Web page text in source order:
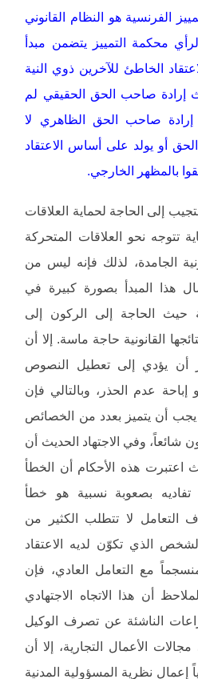
الفرنسية هو النظام القانوني
محكمة التمييز يتضمن مبدأ
الخاطئ للآخرين ذوي النية
إرادة صاحب الحق الحقيقي لم
صاحب الحق الظاهري لا
أو يولد على أساس الاعتقاد
بالمظهر الخارجي.
إلى الحاجة لحماية العلاقات
تتوجه نحو العلاقات المتحركة
الجامدة، لذلك فإنه ليس من
هذا المبدأ بصورة كبيرة في
حيث الحاجة إلى الركون إلى
القانونية حاجة ماسة. إلا أن
أن يؤدي إلى تعطيل النصوص
إباحة عدم الحذر، وبالتالي فإن
يجب أن يتميز بعدد من الخصائص
شائعاً، وفي الاجتهاد الحديث أن
اعتبرت هذه الأحكام أن الخطأ
بصعوبة نسبية هو خطأ
لا تتطلب الكثير من
الذي تكوّن لديه الاعتقاد
مع التعامل العادي، فإن
أن هذا الاتجاه الاجتهادي
الناشئة عن تصرف الوكيل
الأعمال التجارية، إلا أن
إعمال نظرية المسؤولية المدنية